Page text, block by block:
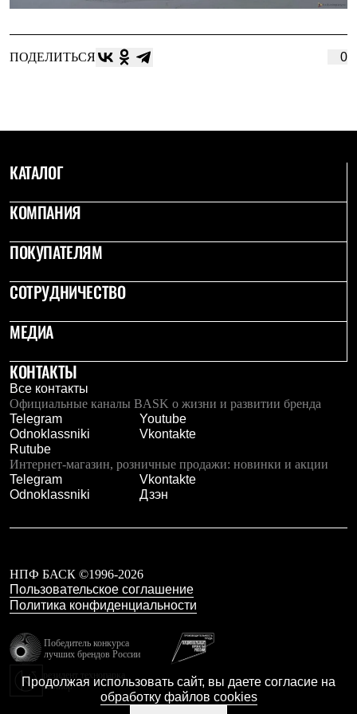
ПОДЕЛИТЬСЯ 0
КАТАЛОГ
КОМПАНИЯ
ПОКУПАТЕЛЯМ
СОТРУДНИЧЕСТВО
МЕДИА
КОНТАКТЫ
Все контакты
Официальные каналы BASK о жизни и развитии бренда
Telegram
Youtube
Odnoklassniki
Vkontakte
Rutube
Интернет-магазин, розничные продажи: новинки и акции
Telegram
Vkontakte
Odnoklassniki
Дзэн
НПФ БАСК ©1996-2026
Пользовательское соглашение
Политика конфиденциальности
Победитель конкурса
лучших брендов России
Калибр
Продолжая использовать сайт, вы даете согласие на
обработку файлов cookies